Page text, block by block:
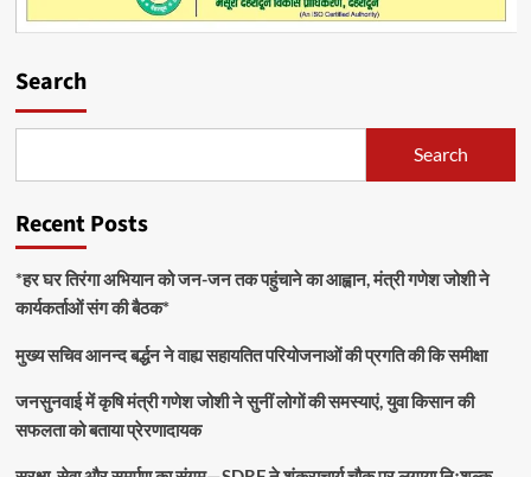
Search
Search
Recent Posts
*हर घर तिरंगा अभियान को जन-जन तक पहुंचाने का आह्वान, मंत्री गणेश जोशी ने
कार्यकर्ताओं संग की बैठक*
मुख्य सचिव आनन्द बर्द्धन ने वाह्य सहायतित परियोजनाओं की प्रगति की कि समीक्षा
जनसुनवाई में कृषि मंत्री गणेश जोशी ने सुनीं लोगों की समस्याएं, युवा किसान की
सफलता को बताया प्रेरणादायक